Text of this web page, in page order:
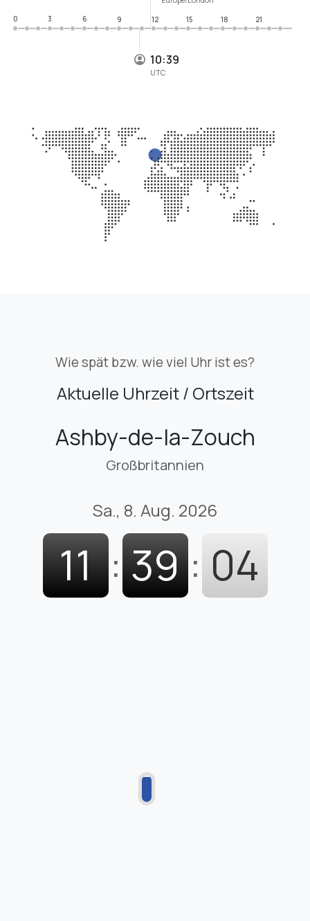
10:39
UTC
0
3 6 9 12 15 18 21
Wie spät bzw. wie viel Uhr ist es?
Aktuelle Uhrzeit / Ortszeit
Ashby-de-la-Zouch
Großbritannien
Sa., 8. Aug. 2026
11 : 39 : 05